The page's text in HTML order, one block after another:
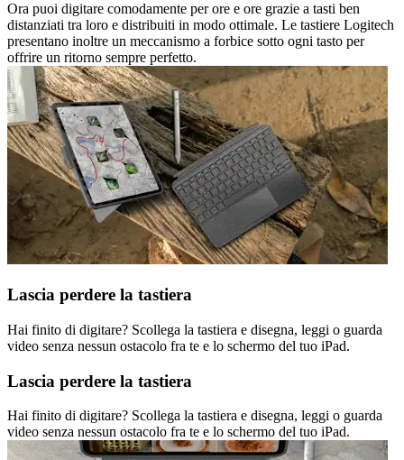
Ora puoi digitare comodamente per ore e ore grazie a tasti ben
distanziati tra loro e distribuiti in modo ottimale. Le tastiere Logitech
presentano inoltre un meccanismo a forbice sotto ogni tasto per
offrire un ritorno sempre perfetto.
Lascia perdere la tastiera
Hai finito di digitare? Scollega la tastiera e disegna, leggi o guarda
video senza nessun ostacolo fra te e lo schermo del tuo iPad.
Lascia perdere la tastiera
Hai finito di digitare? Scollega la tastiera e disegna, leggi o guarda
video senza nessun ostacolo fra te e lo schermo del tuo iPad.